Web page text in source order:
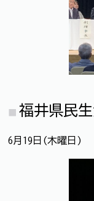
福井県民
6月19日(木曜日)